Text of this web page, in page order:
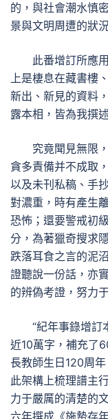
的，與社會潮水慎
景與文明周遭的狀
此番增訂所應
上是棲息在藏書樓
新出、新見的資料
露本相，皆為我撰
究竟聞見無限
貪多責備并不成取
以及未刊私稿、手
對濃重，時有產生
恐怖；還要警戒初
分，為著獵奇搜求
跌落耳食之言的泥
證聽說一份話，亦
的辨偽考證，努力
“紀年事錄增訂
近10萬字，補充了
長教師生日120周
此架構上梳理譜主
力于嚴厲的清楚的
六年撰成《施蟄存